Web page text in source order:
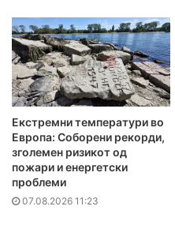
Екстремни температури во
Европа: Соборени рекорди,
зголемен ризикот од
пожари и енергетски
проблеми
07.08.2026 11:23